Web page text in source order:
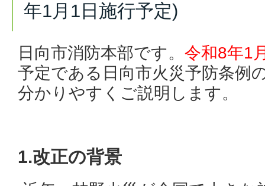
年1月1日施行予定)
日向市消防本部です。 令和8年1
予定である日向市火災予防条例
分かりやすくご説明します。
1.改正の背景